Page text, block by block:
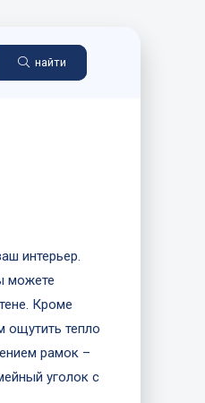
найти
интерьер.
можете
Кроме
ощутить тепло
рамок –
уголок с